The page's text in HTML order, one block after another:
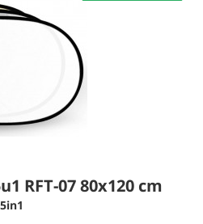
RFT-07 80x120 cm